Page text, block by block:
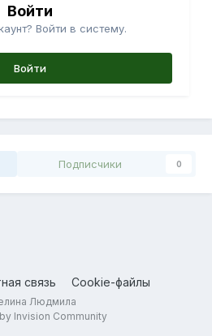
Войти
Войти в систему.
Войти
Подписчики 0
связь Cookie-файлы
Людмила
Invision Community